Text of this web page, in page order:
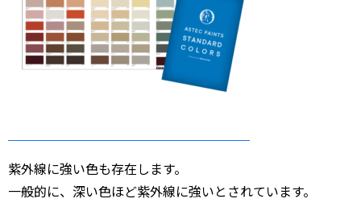
紫外線に強い色も存在します。
一般的に、深い色ほど紫外線に強いとされています。